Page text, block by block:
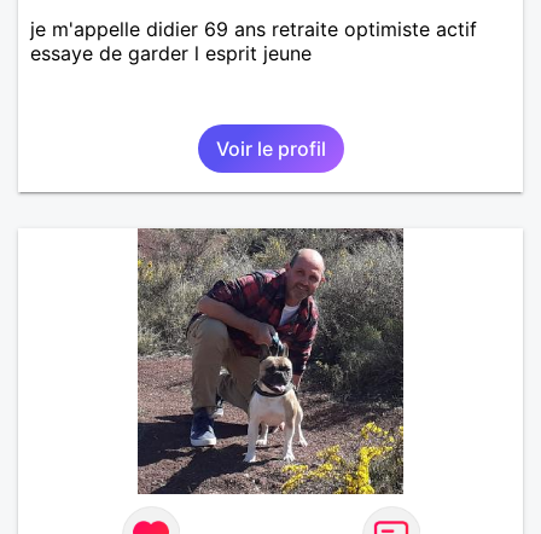
je m'appelle didier 69 ans retraite optimiste actif
essaye de garder l esprit jeune
Voir le profil